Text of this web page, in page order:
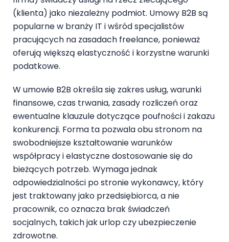
(klienta) jako niezależny podmiot. Umowy B2B są
popularne w branży IT i wśród specjalistów
pracujących na zasadach freelance, ponieważ
oferują większą elastyczność i korzystne warunki
podatkowe.
W umowie B2B określa się zakres usług, warunki
finansowe, czas trwania, zasady rozliczeń oraz
ewentualne klauzule dotyczące poufności i zakazu
konkurencji. Forma ta pozwala obu stronom na
swobodniejsze kształtowanie warunków
współpracy i elastyczne dostosowanie się do
bieżących potrzeb. Wymaga jednak
odpowiedzialności po stronie wykonawcy, który
jest traktowany jako przedsiębiorca, a nie
pracownik, co oznacza brak świadczeń
socjalnych, takich jak urlop czy ubezpieczenie
zdrowotne.